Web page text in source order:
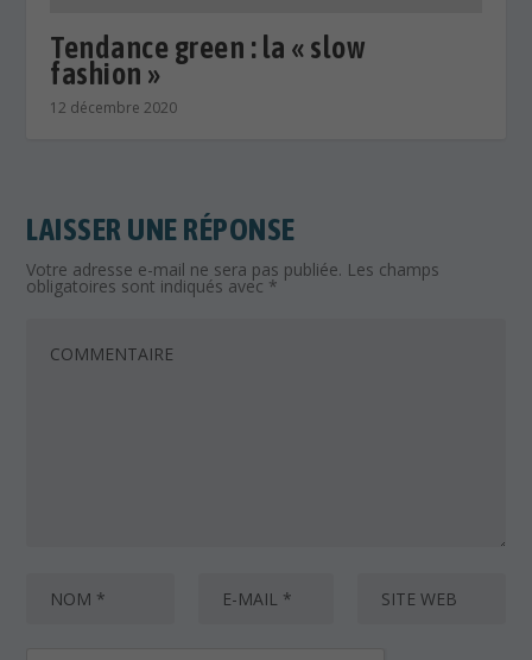
LAISSER UNE RÉPONSE
Votre adresse e-mail ne sera pas publiée.